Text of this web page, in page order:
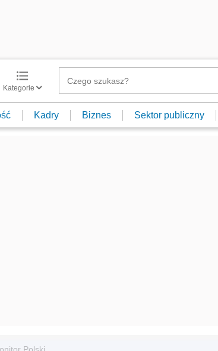
Kategorie
Kadry Biznes Sektor publiczny